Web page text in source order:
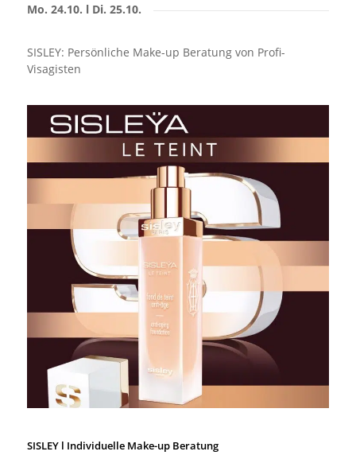
Mo. 24.10. l Di. 25.10.
SISLEY: Persönliche Make-up Beratung von Profi-
Visagisten
SISLEY l Individuelle Make-up Beratung